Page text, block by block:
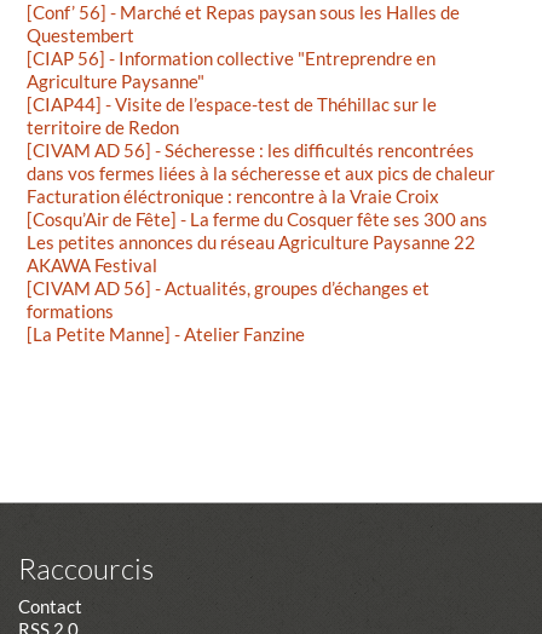
[Conf’ 56] - Marché et Repas paysan sous les Halles de
Questembert
[CIAP 56] - Information collective "Entreprendre en
Agriculture Paysanne"
[CIAP44] - Visite de l’espace-test de Théhillac sur le
territoire de Redon
[CIVAM AD 56] - Sécheresse : les difficultés rencontrées
dans vos fermes liées à la sécheresse et aux pics de chaleur
Facturation éléctronique : rencontre à la Vraie Croix
[Cosqu’Air de Fête] - La ferme du Cosquer fête ses 300 ans
Les petites annonces du réseau Agriculture Paysanne 22
AKAWA Festival
[CIVAM AD 56] - Actualités, groupes d’échanges et
formations
[La Petite Manne] - Atelier Fanzine
Raccourcis
Contact
RSS 2.0